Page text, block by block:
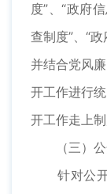
度”、“政府
查制度”、“
并结合党风
开工作进行
开工作走上
（三）公
针对公开